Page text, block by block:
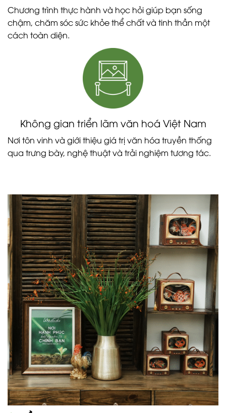
Chương trình thực hành và học hỏi giúp bạn sống
chậm, chăm sóc sức khỏe thể chất và tinh thần một
cách toàn diện.
Không gian triển lãm văn hoá Việt Nam
Nơi tôn vinh và giới thiệu giá trị văn hóa truyền thống
qua trưng bày, nghệ thuật và trải nghiệm tương tác.